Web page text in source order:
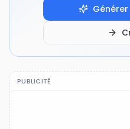
Générer
PUBLICITÉ